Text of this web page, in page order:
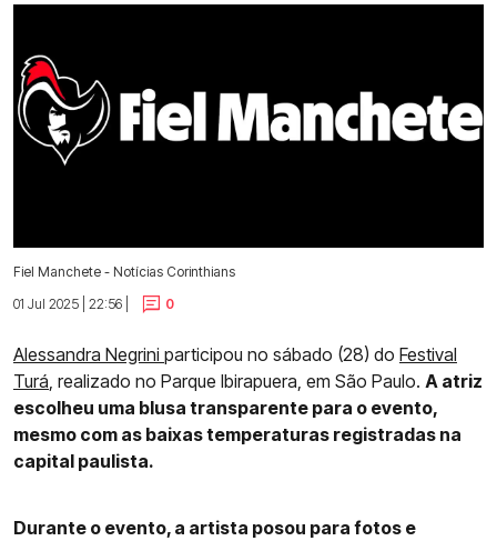
Fiel Manchete - Notícias Corinthians
01 Jul 2025 | 22:56 |
0
Alessandra Negrini participou no sábado (28) do Festival
Turá, realizado no Parque Ibirapuera, em São Paulo. A atriz
escolheu uma blusa transparente para o evento,
mesmo com as baixas temperaturas registradas na
capital paulista.
Durante o evento, a artista posou para fotos e